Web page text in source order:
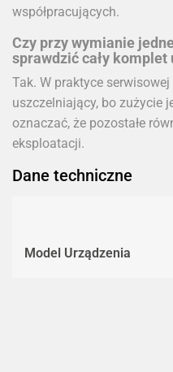
współpracujących.
Czy przy wymianie
sprawdzić cały komplet
Tak. W praktyce
uszczelniający, bo zużycie
oznaczać, że pozostałe
eksploatacji.
Dane techniczne
Model Urządzenia